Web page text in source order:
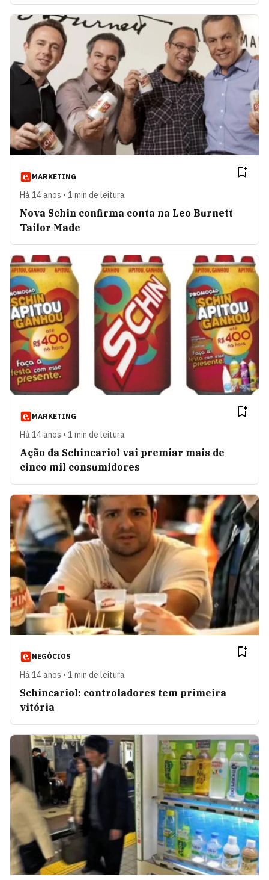
MARKETING
Há 14 anos • 1 min de leitura
Nova Schin confirma conta na Leo Burnett
Tailor Made
MARKETING
Há 14 anos • 1 min de leitura
Ação da Schincariol vai premiar mais de
cinco mil consumidores
NEGÓCIOS
Há 14 anos • 1 min de leitura
Schincariol: controladores tem primeira
vitória